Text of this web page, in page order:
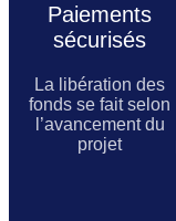
Paiements
sécurisés
La libération des
fonds se fait selon
l’avancement du
projet